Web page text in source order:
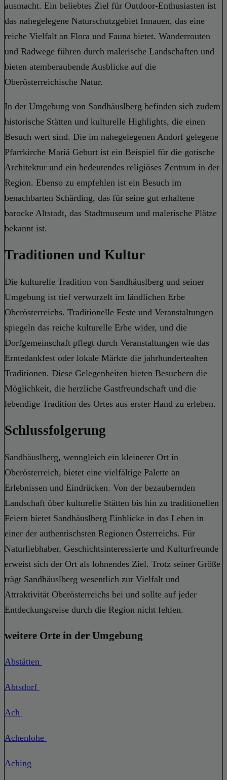
ausmacht. Ein beliebtes Ziel für Outdoor-Enthusiasten ist
das nahegelegene Naturschutzgebiet Innauen, das eine
reiche Vielfalt an Flora und Fauna bietet. Wanderrouten
und Radwege führen durch malerische Landschaften und
bieten atemberaubende Ausblicke auf die
Oberösterreichische Natur.
In der Umgebung von Sandhäuslberg befinden sich zudem
historische Stätten und kulturelle Highlights, die einen
Besuch wert sind. Die im nahegelegenen Andorf gelegene
Pfarrkirche Mariä Geburt ist ein Beispiel für die gotische
Architektur und ein bedeutendes religiöses Zentrum in der
Region. Ebenso zu empfehlen ist ein Besuch im
benachbarten Schärding, das für seine gut erhaltene
barocke Altstadt, das Stadtmuseum und malerische Plätze
bekannt ist.
Traditionen und Kultur
Die kulturelle Tradition von Sandhäuslberg und seiner
Umgebung ist tief verwurzelt im ländlichen Erbe
Oberösterreichs. Traditionelle Feste und Veranstaltungen
spiegeln das reiche kulturelle Erbe wider, und die
Dorfgemeinschaft pflegt durch Veranstaltungen wie das
Erntedankfest oder lokale Märkte die jahrhundertealten
Traditionen. Diese Gelegenheiten bieten Besuchern die
Möglichkeit, die herzliche Gastfreundschaft und die
lebendige Tradition des Ortes aus erster Hand zu erleben.
Schlussfolgerung
Sandhäuslberg, wenngleich ein kleinerer Ort in
Oberösterreich, bietet eine vielfältige Palette an
Erlebnissen und Eindrücken. Von der bezaubernden
Landschaft über kulturelle Stätten bis hin zu traditionellen
Feiern bietet Sandhäuslberg Einblicke in das Leben in
einer der authentischsten Regionen Österreichs. Für
Naturliebhaber, Geschichtsinteressierte und Kulturfreunde
erweist sich der Ort als lohnendes Ziel. Trotz seiner Größe
trägt Sandhäuslberg wesentlich zur Vielfalt und
Attraktivität Oberösterreichs bei und sollte auf jeder
Entdeckungsreise durch die Region nicht fehlen.
weitere Orte in der Umgebung
Abstätten
Abtsdorf
Ach
Achenlohe
Aching